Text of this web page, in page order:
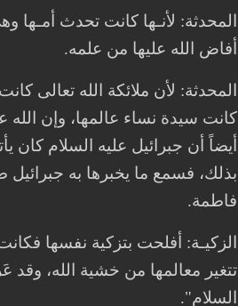
المحدثة: لأنـها كانت تحدث أمـها
أفاض الله عليها من علمه.
المحدثة: لأن ملائكة الله تعالى
أيضاً أن جبرائيل عليه السلام كان
بذلك، فسمع ما يخبرها به
فاطمة.
الزكيـة: أفلحت بتزكية نفسها
تتغير معالمها من خشية الله،
السلام".